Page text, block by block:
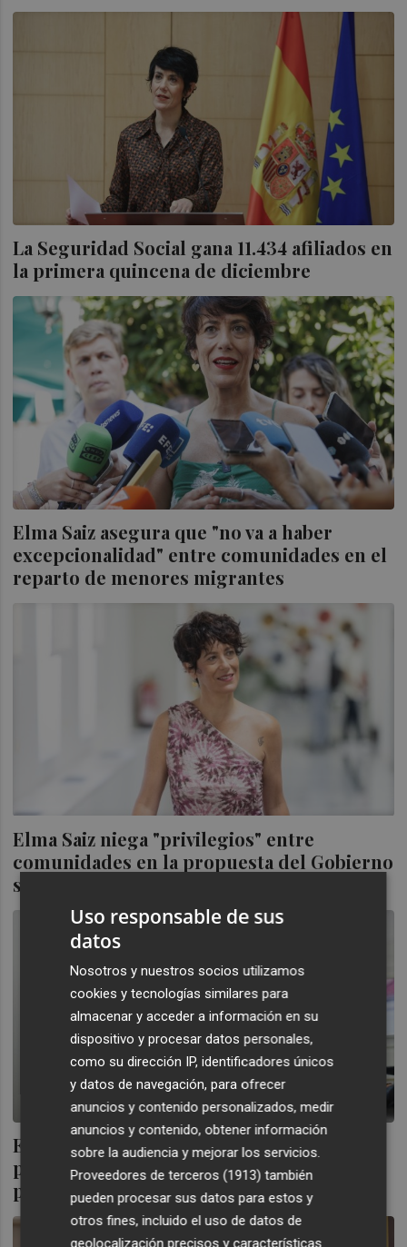
La Seguridad Social gana 11.434 afiliados en
la primera quincena de diciembre
Elma Saiz asegura que "no va a haber
excepcionalidad" entre comunidades en el
reparto de menores migrantes
Elma Saiz niega "privilegios" entre
comunidades en la propuesta del Gobierno
sobre financiación autonómica
El Gobierno lanza una herramienta para
proyectar el gasto en pensiones a largo
plazo
Uso responsable de sus
datos
Nosotros y nuestros socios utilizamos
cookies y tecnologías similares para
almacenar y acceder a información en su
dispositivo y procesar datos personales,
como su dirección IP, identificadores únicos
y datos de navegación, para ofrecer
anuncios y contenido personalizados, medir
anuncios y contenido, obtener información
sobre la audiencia y mejorar los servicios.
Proveedores de terceros (1913) también
pueden procesar sus datos para estos y
otros fines, incluido el uso de datos de
geolocalización precisos y características